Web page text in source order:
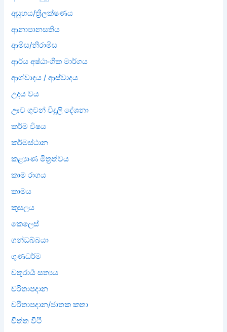
අසුභය/ත්‍රිලක්ෂණය
ආනාපානසතිය
ආමිස/නිරාමිස
ආර්ය අෂ්ඨාංගික මාර්ගය
ආශ්වාදය / ආස්වාදය
උදය වය
ඌව ගුවන් විදුලි දේශනා
කර්ම විෂය
කර්මස්ථාන
කළ්‍යාණ මිත්‍රත්වය
කාම රාගය
කාමය
කුසලය
කෙලෙස්
ගන්ධබ්බයා
ගුණධර්ම
චතුරාර්‍ය සත්‍යය
චරිතාපදාන
චරිතාපදාන/ජාතක කතා
චිත්ත වීථි